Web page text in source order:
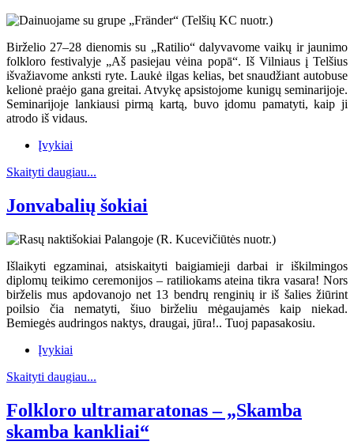
Birželio 27–28 dienomis su „Ratilio“ dalyvavome vaikų ir jaunimo
folkloro festivalyje „Aš pasiejau vėina popā“. Iš Vilniaus į Telšius
išvažiavome anksti ryte. Laukė ilgas kelias, bet snaudžiant autobuse
kelionė praėjo gana greitai. Atvykę apsistojome kunigų seminarijoje.
Seminarijoje lankiausi pirmą kartą, buvo įdomu pamatyti, kaip ji
atrodo iš vidaus.
Įvykiai
Skaityti daugiau...
Jonvabalių šokiai
Išlaikyti egzaminai, atsiskaityti baigiamieji darbai ir iškilmingos
diplomų teikimo ceremonijos – ratiliokams ateina tikra vasara! Nors
birželis mus apdovanojo net 13 bendrų renginių ir iš šalies žiūrint
poilsio čia nematyti, šiuo birželiu mėgaujamės kaip niekad.
Bemiegės audringos naktys, draugai, jūra!.. Tuoj papasakosiu.
Įvykiai
Skaityti daugiau...
Folkloro ultramaratonas – „Skamba
skamba kankliai“